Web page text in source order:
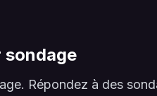
sondage
Répondez à des